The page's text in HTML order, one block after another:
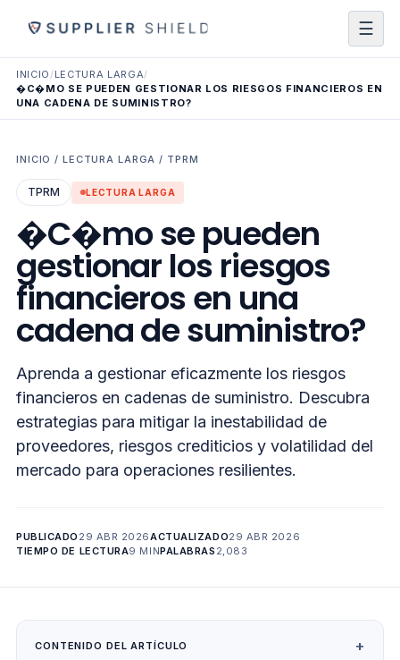
☰
INICIO /LECTURA LARGA/
�C�MO SE PUEDEN GESTIONAR LOS RIESGOS FINANCIEROS EN
UNA CADENA DE SUMINISTRO?
INICIO / LECTURA LARGA / TPRM
TPRM LECTURA LARGA
�C�mo se pueden
gestionar los riesgos
financieros en una
cadena de suministro?
Aprenda a gestionar eficazmente los riesgos
financieros en cadenas de suministro. Descubra
estrategias para mitigar la inestabilidad de
proveedores, riesgos crediticios y volatilidad del
mercado para operaciones resilientes.
PUBLICADO 29 ABR 2026ACTUALIZADO29 ABR 2026
TIEMPO DE LECTURA9 MINPALABRAS 2,083
CONTENIDO DEL ARTÍCULO